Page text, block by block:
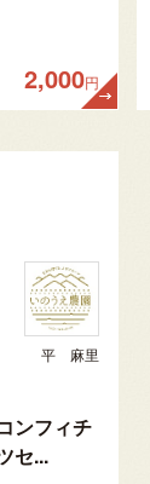
2,000円
平 麻里
ンフィチ
セ...